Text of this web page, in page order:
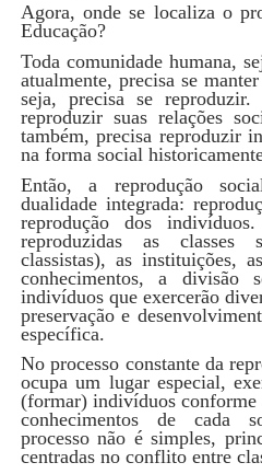
Agora, onde se localiza o
Educação?
Toda comunidade humana,
atualmente, precisa se
seja, precisa se reproduzir.
reproduzir suas relações
também, precisa reproduzir
na forma social
Então, a reprodução
dualidade integrada:
reprodução dos
reproduzidas as classes
classistas), as instituições,
conhecimentos, a
indivíduos que exercerão
preservação e
específica.
No processo constante da
ocupa um lugar especial,
(formar) indivíduos conforme
conhecimentos de cada
processo não é simples,
centradas no conflito entre